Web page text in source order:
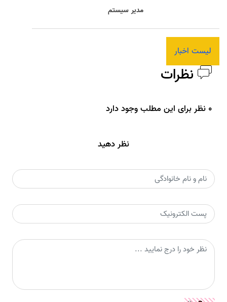
مدیر سیستم
لیست اخبار
نظرات
0 نظر برای این مطلب وجود دارد
نظر دهید